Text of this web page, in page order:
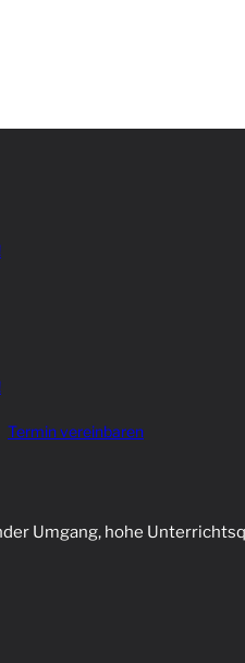
Termin vereinbaren
Umgang, hohe